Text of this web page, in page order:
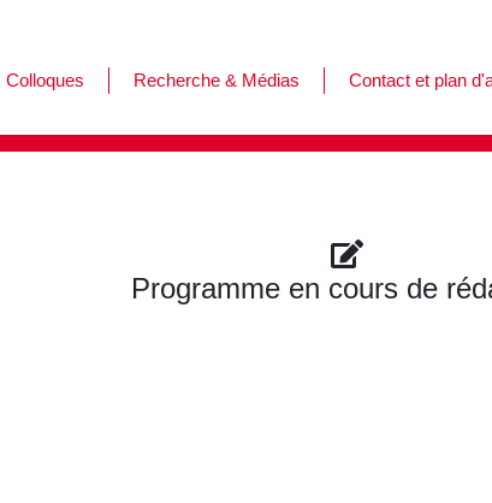
Colloques Recherche & Médias Contact et plan
Programme en cours de